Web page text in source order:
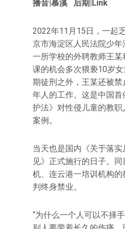
播音|慕溪 后期|Link
2022年11月15日，一起
京市海淀区人民法院少
一所学校的外聘教师王某
课的机会多次猥亵10岁
期徒刑之外，王某还被
年人的工作。这是中国
护法》对性侵儿童的教
案例。
当天也是国内《关于落
见》正式施行的日子。
机、连云港一培训机构
判终身禁业。
“为什么一个人可以不择